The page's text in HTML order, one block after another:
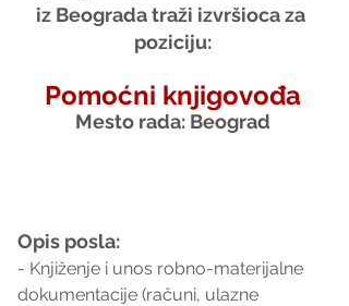
iz Beograda traži izvršioca za
poziciju:
Pomoćni knjigovođa
Mesto rada: Beograd
Opis posla:
- Knjiženje i unos robno-materijalne
dokumentacije (računi, ulazne